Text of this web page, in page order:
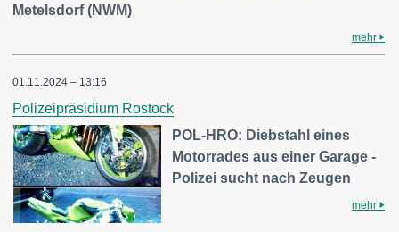
Metelsdorf (NWM)
mehr
01.11.2024 – 13:16
Polizeipräsidium Rostock
POL-HRO: Diebstahl eines
Motorrades aus einer Garage -
Polizei sucht nach Zeugen
mehr